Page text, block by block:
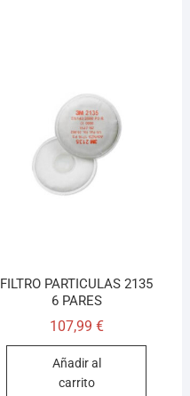
FILTRO PARTICULAS 2135
6 PARES
107,99 €
Añadir al
carrito